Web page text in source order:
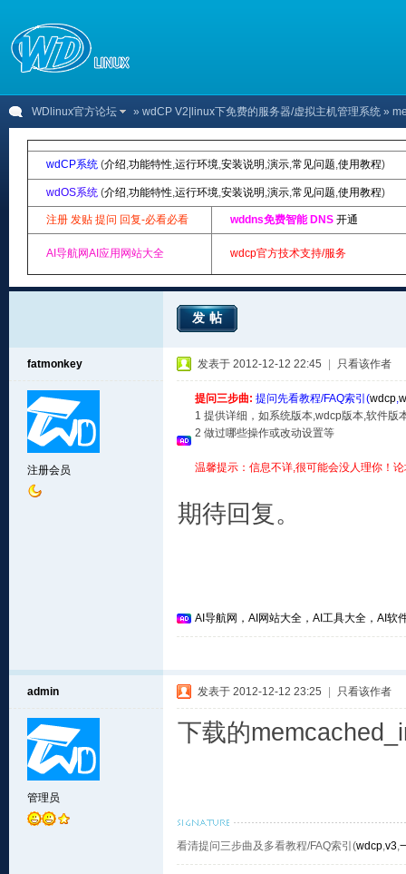
WDlinux官方论坛 » wdCP V2|linux下免费的服务器/虚拟主机管理系统 »
wdCP系统 (介绍,功能特性,运行环境,安装说明 ,演示,常见问题,使用教程)
wdOS系统 (介绍,功能特性,运行环境,安装说明 ,演示,常见问题,使用教程)
注册 发贴 提问 回复-必看必看 wddns免费智能 DNS 开通
AI导航网AI应用网站大全 wdcp官方技术支持/服务
发帖
fatmonkey
注册会员
发表于 2012-12-12 22:45 只看该作者
提问三步曲: 提问先看教程/FAQ索引(wdcp,
1 提供详细，如系统版本,wdcp版本,软件版
2 做过哪些操作或改动设置等
温馨提示：信息不详,很可能会没人理你！
期待回复。
AI导航网，AI网站大全，AI工具大全，AI软
admin
管理员
发表于 2012-12-12 23:25 只看该作者
下载的
看清提问三步曲及多看教程/FAQ索引(wdcp,v3,